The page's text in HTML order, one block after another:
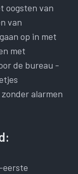
oogsten van
van
op in met
met
de bureau -
alarmen
eerste